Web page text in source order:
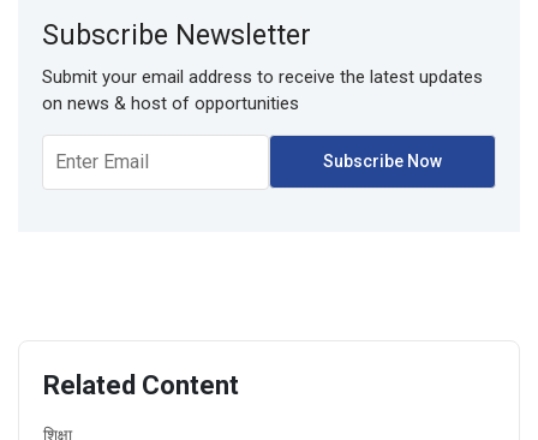
Subscribe Newsletter
Submit your email address to receive the latest updates
on news & host of opportunities
Related Content
शिक्षा